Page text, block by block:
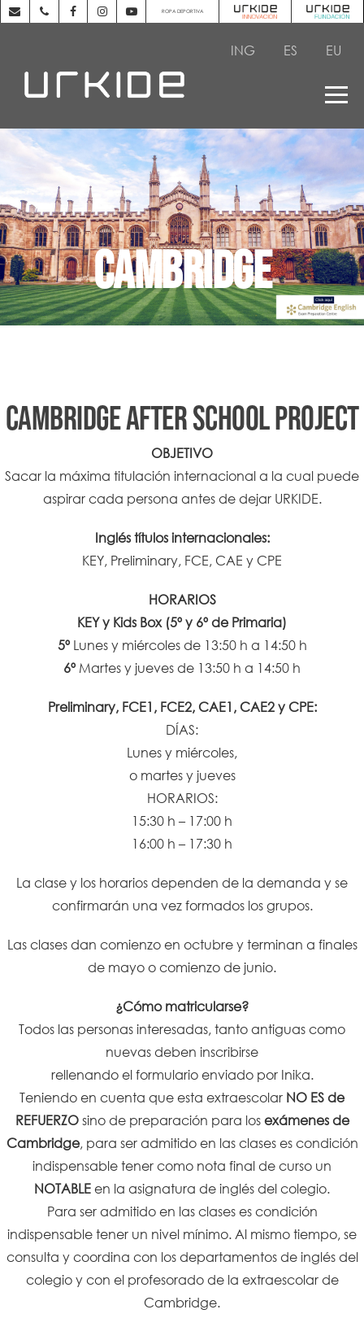
ROPA DEPORTIVA
ING ES EU
Cambridge
CAMBRIDGE AFTER SCHOOL PROJECT
OBJETIVO
Sacar la máxima titulación internacional a la cual puede
aspirar cada persona antes de dejar URKIDE.
Inglés títulos internacionales:
KEY, Preliminary, FCE, CAE y CPE
HORARIOS
KEY y Kids Box (5º y 6º de Primaria)
5ºLunes y miércoles de 13:50 h a 14:50 h
6º Martes y jueves de 13:50 h a 14:50 h
Preliminary, FCE1, FCE2, CAE1, CAE2 y CPE:
DÍAS:
Lunes y miércoles,
o martes y jueves
HORARIOS:
15:30 h – 17:00 h
16:00 h – 17:30 h
La clase y los horarios dependen de la demanda y se
confirmarán una vez formados los grupos.
Las clases dan comienzo en octubre y terminan a finales
de mayo o comienzo de junio.
¿Cómo matricularse?
Todos las personas interesadas, tanto antiguas como
nuevas deben inscribirse
rellenando el formulario enviado por Inika.
Teniendo en cuenta que esta extraescolar NO ES de
REFUERZOsino de preparación para losexámenes de
Cambridge, para ser admitido en las clases es condición
indispensable tener como nota final de curso un
NOTABLEen la asignatura de inglés del colegio.
Para ser admitido en las clases es condición
indispensable tener un nivel mínimo. Al mismo tiempo, se
consulta y coordina con los departamentos de inglés del
colegio y con el profesorado de la extraescolar de
Cambridge.